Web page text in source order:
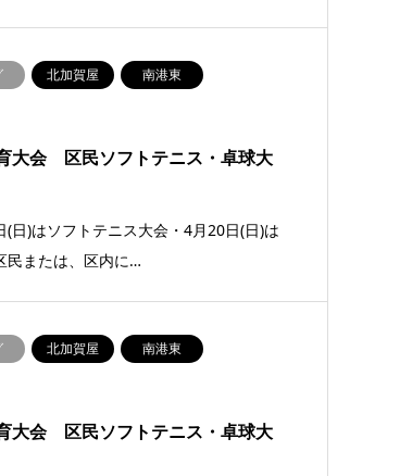
北加賀屋
南港東
大会 区民ソフトテニス・卓球大
日)はソフトテニス大会・4月20日(日)は
民または、区内に…
北加賀屋
南港東
大会 区民ソフトテニス・卓球大